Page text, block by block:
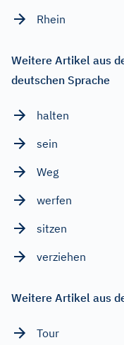
Rhein
Weitere Artikel aus
deutschen Sprache
halten
sein
Weg
werfen
sitzen
verziehen
Weitere Artikel aus
Tour